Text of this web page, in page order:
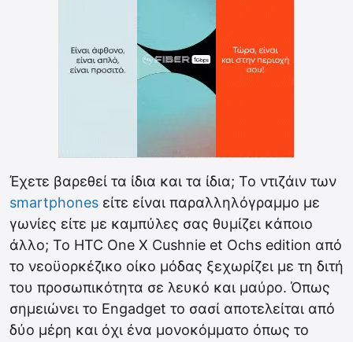
Έχετε βαρεθεί τα ίδια και τα ίδια; Το ντιζάιν των
smartphones είτε είναι παραλληλόγραμμο με
γωνίες είτε με καμπύλες σας θυμίζει κάποιο
άλλο; To HTC One X Cushnie et Ochs edition από
το νεοϋορκέζικο οίκο μόδας ξεχωρίζει με τη διτή
του προσωπικότητα σε λευκό και μαύρο. Όπως
σημειώνει το Engadget το σασί αποτελείται από
δύο μέρη και όχι ένα μονοκόμματο όπως το